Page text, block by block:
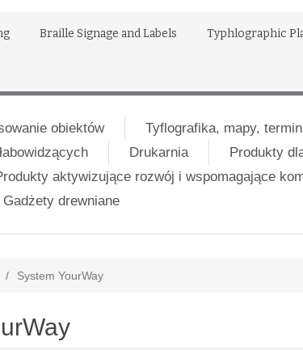
Braille Signage and Labels Typhlographic
obiektów
Tyflografika, mapy,
Drukarnia
Produkty
aktywizujące rozwój i wspomagające
Gadżety drewniane
/ System YourWay